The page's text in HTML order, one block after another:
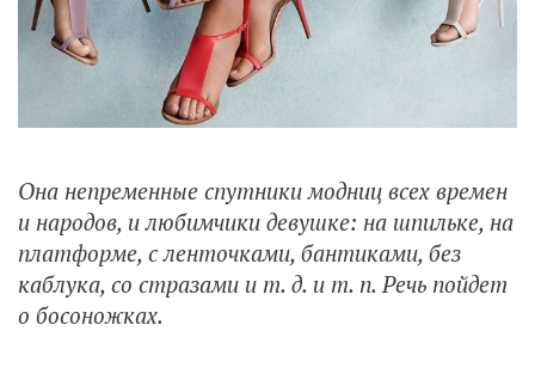
Она непременные спутники модниц всех времен
и народов, и любимчики девушке: на шпильке, на
платформе, с ленточками, бантиками, без
каблука, со стразами и т. д. и т. п. Речь пойдет
о босоножках.